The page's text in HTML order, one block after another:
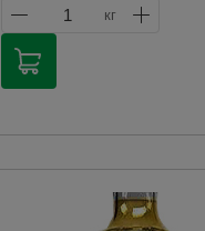
Продажа алкогольной
дистанционным способом
соответствии с
Российской Федерации. Мы не
продукции. Товары из
Чрезмерное употребление
1 кг